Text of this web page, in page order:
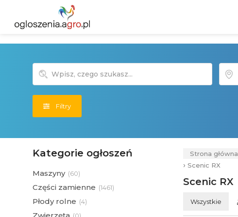
Filtry
Strona główna
› Scenic RX
Scenic RX
Wszystkie
Kategorie ogłoszeń
Maszyny (60)
Części zamienne (1461)
Płody rolne (4)